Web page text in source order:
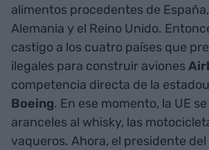
alimentos procedentes de
Alemania y el Reino Unido.
castigo a los cuatro países que
ilegales para construir aviones
competencia directa de la
Boeing. En ese momento, la UE
aranceles al whisky, las
vaqueros. Ahora, el presidente